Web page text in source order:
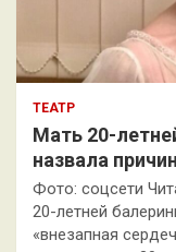
ТЕАТР
Мать 20-
назвала
Фото: соцсети
20-летней
«внезапная